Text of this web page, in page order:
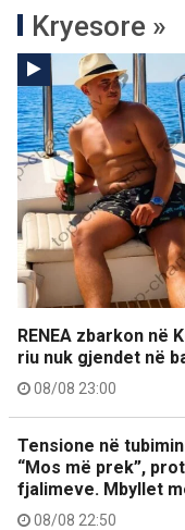
Kryesore »
RENEA zbarkon në
riu nuk gjendet në
08/08 23:00
Tensione në
“Mos më prek”,
fjalimeve. Mbyllet
08/08 22:50